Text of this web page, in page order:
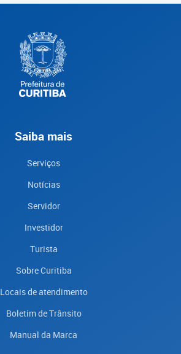
Saiba mais
Serviços
Notícias
Servidor
Investidor
Turista
Sobre Curitiba
Locais de atendimento
Boletim de Trânsito
Manual da Marca